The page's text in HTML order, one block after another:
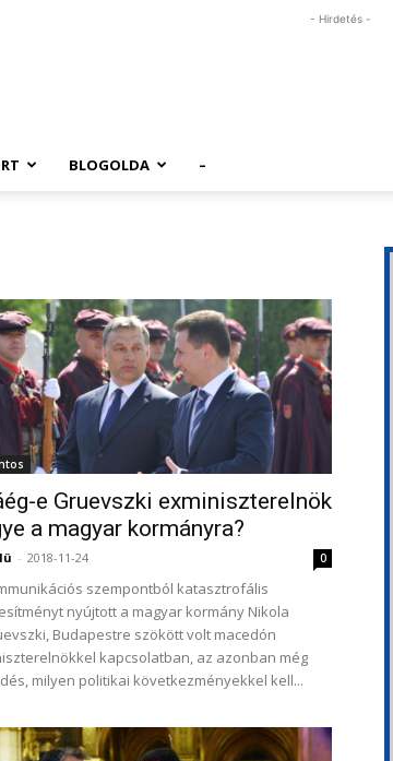
- Hirdetés -
BLOGOLDA –
e Gruevszki exminiszterelnök
a magyar kormányra?
- 2018-11-24 0
szempontból katasztrofális
nyújtott a magyar kormány Nikola
Budapestre szökött volt macedón
kapcsolatban, az azonban még
milyen politikai következményekkel kell...